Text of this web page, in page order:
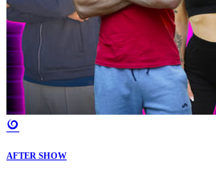
AFTER SHOW